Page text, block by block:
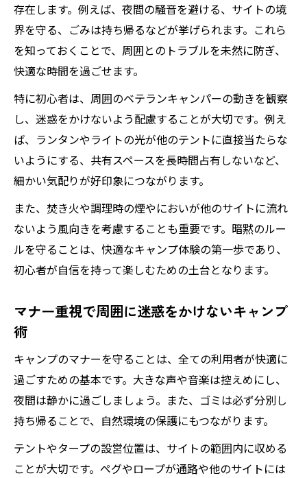
存在します。例えば、夜間の騒音を避ける、サイトの境
界を守る、ごみは持ち帰るなどが挙げられます。これら
を知っておくことで、周囲とのトラブルを未然に防ぎ、
快適な時間を過ごせます。
特に初心者は、周囲のベテランキャンパーの動きを観察
し、迷惑をかけないよう配慮することが大切です。例え
ば、ランタンやライトの光が他のテントに直接当たらな
いようにする、共有スペースを長時間占有しないなど、
細かい気配りが好印象につながります。
また、焚き火や調理時の煙やにおいが他のサイトに流れ
ないよう風向きを考慮することも重要です。暗黙のルー
ルを守ることは、快適なキャンプ体験の第一歩であり、
初心者が自信を持って楽しむための土台となります。
マナー重視で周囲に迷惑をかけないキャンプ
術
キャンプのマナーを守ることは、全ての利用者が快適に
過ごすための基本です。大きな声や音楽は控えめにし、
夜間は静かに過ごしましょう。また、ゴミは必ず分別し
持ち帰ることで、自然環境の保護にもつながります。
テントやタープの設営位置は、サイトの範囲内に収める
ことが大切です。ペグやロープが通路や他のサイトには